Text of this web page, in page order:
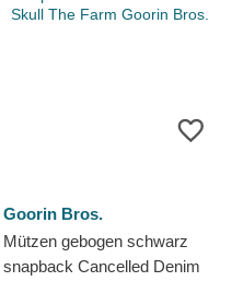
Goorin Bros.
Mützen gebogen schwarz
snapback Cancelled Denim